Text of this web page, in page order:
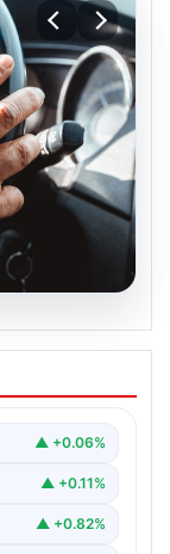
mi,
▲ +0.06%
▲ +0.11%
▲ +0.82%